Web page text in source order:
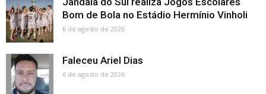
Bom de Bola no Estádio Hermínio Vinholi
6 de agosto de 2026
Faleceu Ariel Dias
6 de agosto de 2026